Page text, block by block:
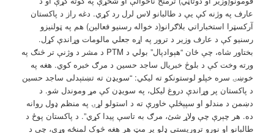
عارف په وژنه کې يې د طالبانو لاس لرل رد کړي. دغه راز د پاکستان
آرکسټرا استخباراتي بلاګرانو(د خواله رسنیو فعالین) هم په ټولنیزو
رسنیو کې د عارف وزیر د ترور په اړه جعلي مالومات وړاندې کړل.
بختاور شاه، چې ځان “هېوادپال” بولي د PTM د مشر د وژنې تر څنګ په
ورته وخت کې د بلوڅ خبریال ساجد حسین د مرګ خبره کوي. هغه په
خوښۍ سره خپلو لوستونکو ته لیکي: “سویډن ته تښتېدلی ساجد حسین
د پاکستان پر وړاندې دروغ لیکل، په سویډن کې مړ وموندل شو. د
دښمن د مندلو او سپېڅلې خاورې ته د استولو لړۍ په منظم ډول روانه
ده. هر چېرې چې ولاړ شئ، مرګ به تاسې پیدا کړي”. د پاکستان پوځ د
طالبانو او نورو تروریستي ډلو پر مټ هر هغه څوک لمنځه وړي، چې د